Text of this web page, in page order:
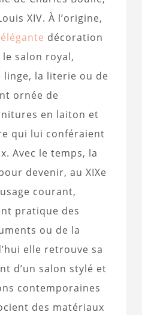
XIV. À l’origine,
élégante décoration
salon royal,
linge, la literie ou de
ornée de
en laiton et
qui lui conféraient
Avec le temps, la
devenir, au XIXe
courant,
pratique des
ou de la
elle retrouve sa
d’un salon stylé et
contemporaines
des matériaux